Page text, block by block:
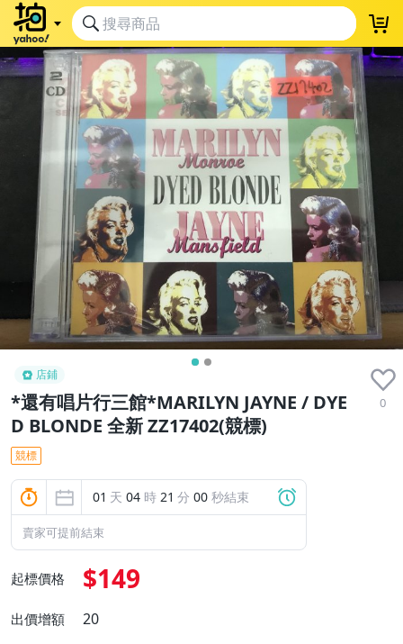
店鋪
*還有唱片行三館*MARILYN JAYNE / DYE
D BLONDE 全新 ZZ17402(競標)
0
競標
01 天 04 時 20 分 59 秒結束
賣家可提前結束
起標價格 $149
出價增額 20